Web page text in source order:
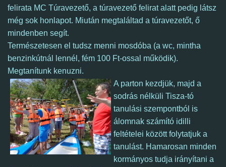
felirata MC Túravezető, a túravezető felirat alatt pedig látsz
még sok honlapot. Miután megtaláltad a túravezetőt, ő
mindenben segít.
Természetesen el tudsz menni mosdóba (a wc, mintha
benzinkútnál lennél, fém 100 Ft-ossal működik).
Megtanítunk kenuzni.
A parton kezdjük, majd a
sodrás nélküli Tisza-tó
tanulási szempontból is
álomnak számító idilli
feltételei között folytatjuk a
tanulást. Hamarosan minden
kormányos tudja irányítani a